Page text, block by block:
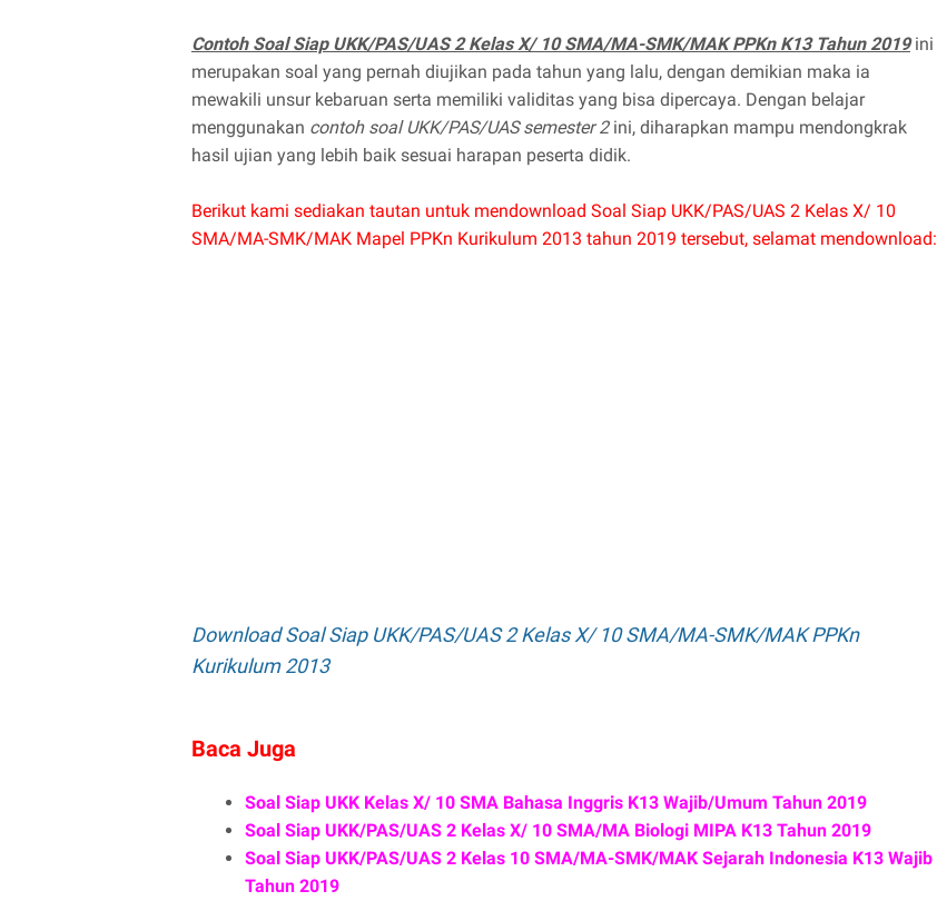
Contoh Soal Siap UKK/PAS/UAS 2 Kelas X/ 10 SMA/MA-SMK/MAK PPKn K13 Tahun 2019ini
merupakan soal yang pernah diujikan pada tahun yang lalu, dengan demikian maka ia
mewakili unsur kebaruan serta memiliki validitas yang bisa dipercaya. Dengan belajar
menggunakan contoh soal UKK/PAS/UAS semester 2ini, diharapkan mampu mendongkrak
hasil ujian yang lebih baik sesuai harapan peserta didik.
Berikut kami sediakan tautan untuk mendownload Soal Siap UKK/PAS/UAS 2 Kelas X/ 10
SMA/MA-SMK/MAK Mapel PPKn Kurikulum 2013 tahun 2019 tersebut, selamat mendownload:
Download Soal Siap UKK/PAS/UAS 2 Kelas X/ 10 SMA/MA-SMK/MAK PPKn
Kurikulum 2013
Baca Juga
Soal Siap UKK Kelas X/ 10 SMA Bahasa Inggris K13 Wajib/Umum Tahun 2019
Soal Siap UKK/PAS/UAS 2 Kelas X/ 10 SMA/MA Biologi MIPA K13 Tahun 2019
Soal Siap UKK/PAS/UAS 2 Kelas 10 SMA/MA-SMK/MAK Sejarah Indonesia K13 Wajib
Tahun 2019